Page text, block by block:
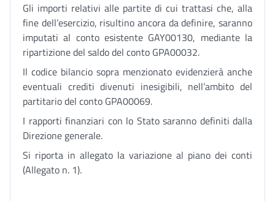
Gli importi relativi alle partite di cui trattasi che, alla
fine dell’esercizio, risultino ancora da definire, saranno
imputati al conto esistente GAY00130, mediante la
ripartizione del saldo del conto GPA00032.
Il codice bilancio sopra menzionato evidenzierà anche
eventuali crediti divenuti inesigibili, nell’ambito del
partitario del conto GPA00069.
I rapporti finanziari con lo Stato saranno definiti dalla
Direzione generale.
Si riporta in allegato la variazione al piano dei conti
(Allegato n. 1).